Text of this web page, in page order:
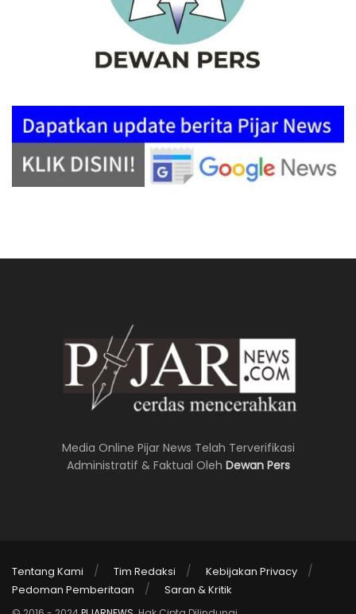
Media Online Pijar News Telah Terverifikasi
Administratif & Faktual Oleh Dewan Pers
Tentang Kami Tim Redaksi
Kebijakan Privacy
Pedoman Pemberitaan
Saran & Kritik